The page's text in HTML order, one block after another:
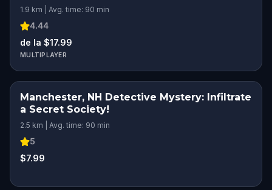
1.9 km | Avg. time: 90 min
4.44
de la $17.99
MULTIPLAYER
Manchester, NH Detective Mystery: Infiltrate
a Secret Society!
2.5 km | Avg. time: 90 min
5
$7.99